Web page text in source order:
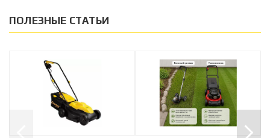
ПОЛЕЗНЫЕ СТАТЬИ